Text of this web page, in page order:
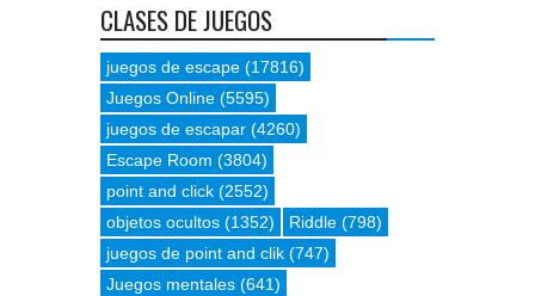
CLASES DE JUEGOS
juegos de escape (17816)
Juegos Online (5595)
juegos de escapar (4260)
Escape Room (3804)
point and click (2552)
objetos ocultos (1352) Riddle (798)
juegos de point and clik (747)
Juegos mentales (641)